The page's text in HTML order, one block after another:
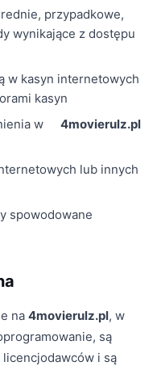
przypadkowe,
wynikające z dostępu
w kasyn internetowych
kasyn
w
4movierulz.pl
lub innych
spowodowane
na 4movierulz.pl, w
są
licencjodawców i są